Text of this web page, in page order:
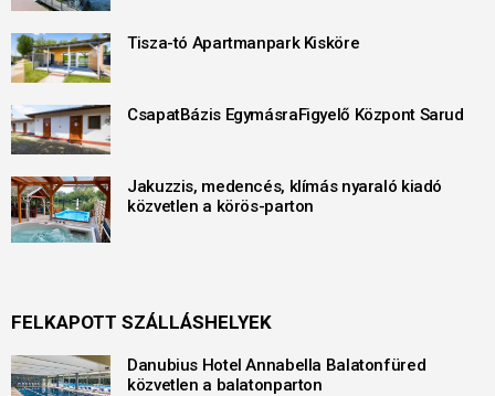
Tisza-tó Apartmanpark Kisköre
CsapatBázis EgymásraFigyelő Központ Sarud
Jakuzzis, medencés, klímás nyaraló kiadó
közvetlen a körös-parton
FELKAPOTT SZÁLLÁSHELYEK
Danubius Hotel Annabella Balatonfüred
közvetlen a balatonparton